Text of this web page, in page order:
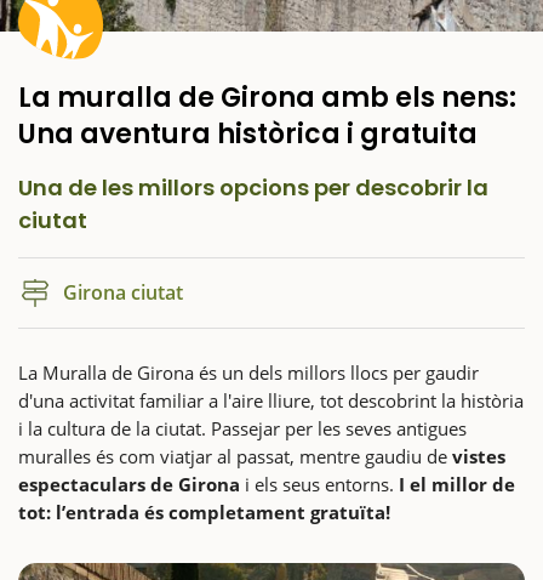
La muralla de Girona amb els nens:
Una aventura històrica i gratuita
Una de les millors opcions per descobrir la
ciutat
Girona ciutat
La Muralla de Girona és un dels millors llocs per gaudir
d'una activitat familiar a l'aire lliure, tot descobrint la història
i la cultura de la ciutat. Passejar per les seves antigues
muralles és com viatjar al passat, mentre gaudiu de vistes
espectaculars de Girona i els seus entorns. I el millor de
tot: l’entrada és completament gratuïta!